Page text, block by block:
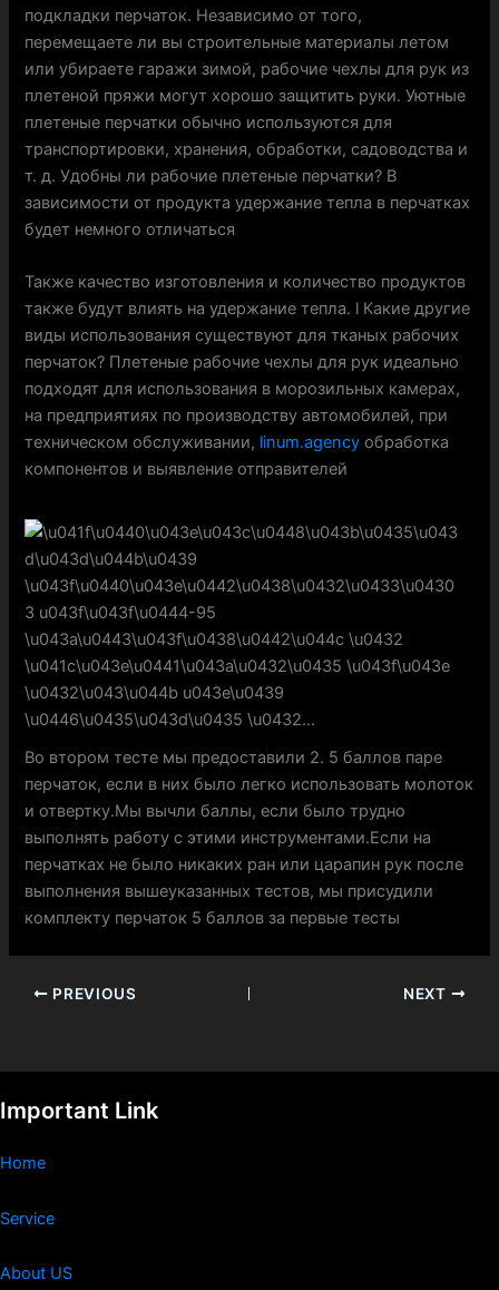
подкладки перчаток. Независимо от того,
перемещаете ли вы строительные материалы летом
или убираете гаражи зимой, рабочие чехлы для рук из
плетеной пряжи могут хорошо защитить руки. Уютные
плетеные перчатки обычно используются для
транспортировки, хранения, обработки, садоводства и
т. д. Удобны ли рабочие плетеные перчатки? В
зависимости от продукта удержание тепла в перчатках
будет немного отличаться
Также качество изготовления и количество продуктов
также будут влиять на удержание тепла. l Какие другие
виды использования существуют для тканых рабочих
перчаток? Плетеные рабочие чехлы для рук идеально
подходят для использования в морозильных камерах,
на предприятиях по производству автомобилей, при
техническом обслуживании, linum.agency обработка
компонентов и выявление отправителей
Во втором тесте мы предоставили 2. 5 баллов паре
перчаток, если в них было легко использовать молоток
и отвертку.Мы вычли баллы, если было трудно
выполнять работу с этими инструментами.Если на
перчатках не было никаких ран или царапин рук после
выполнения вышеуказанных тестов, мы присудили
комплекту перчаток 5 баллов за первые тесты
PREVIOUS NEXT
Important Link
Home
Service
About US